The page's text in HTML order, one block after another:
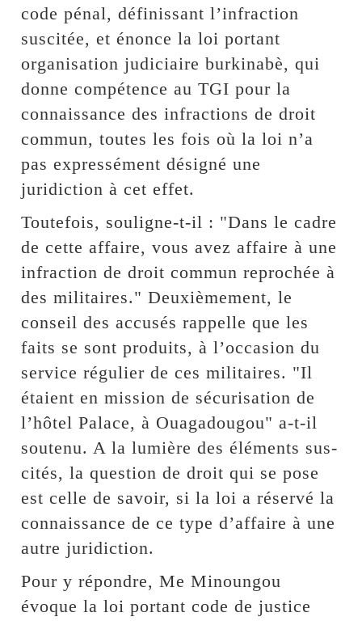
code pénal, définissant l’infraction
suscitée, et énonce la loi portant
organisation judiciaire burkinabè, qui
donne compétence au TGI pour la
connaissance des infractions de droit
commun, toutes les fois où la loi n’a
pas expressément désigné une
juridiction à cet effet.
Toutefois, souligne-t-il : "Dans le cadre
de cette affaire, vous avez affaire à une
infraction de droit commun reprochée à
des militaires." Deuxièmement, le
conseil des accusés rappelle que les
faits se sont produits, à l’occasion du
service régulier de ces militaires. "Il
étaient en mission de sécurisation de
l’hôtel Palace, à Ouagadougou" a-t-il
soutenu. A la lumière des éléments sus-
cités, la question de droit qui se pose
est celle de savoir, si la loi a réservé la
connaissance de ce type d’affaire à une
autre juridiction.
Pour y répondre, Me Minoungou
évoque la loi portant code de justice